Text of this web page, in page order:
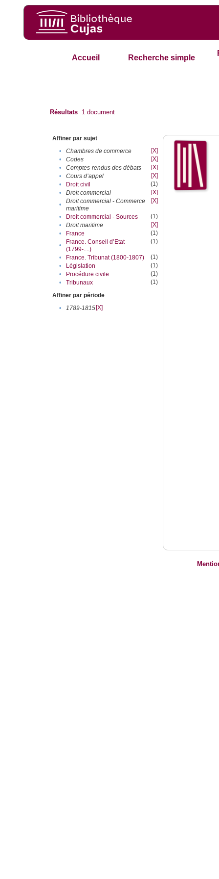
Accueil Recherche simple
Résultats 1 document
Affiner par sujet
•
Chambres de commerce
[X]
•
Codes
[X]
•
Comptes-rendus des débats
[X]
•
Cours d’appel
[X]
•
Droit civil
(1)
•
Droit commercial
[X]
•
Droit commercial - Commerce
maritime
[X]
• Droit commercial - Sources
(1)
•
Droit maritime
[X]
•
France
(1)
•
France. Conseil d’Etat
(1799-....)
(1)
• France. Tribunat (1800-1807)
(1)
•
Législation
(1)
•
Procédure civile
(1)
•
Tribunaux
(1)
Affiner par période
•
1789-1815[X]